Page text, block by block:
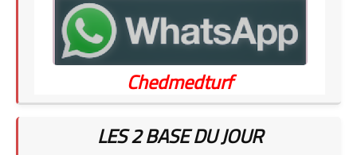
Chedmedturf
LES 2 BASE DU JOUR